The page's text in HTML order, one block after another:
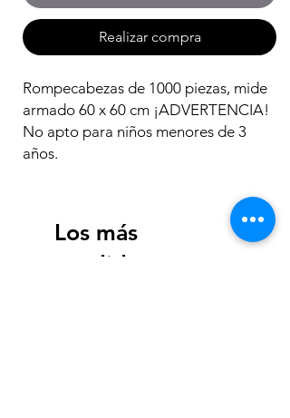
Realizar compra
Rompecabezas de 1000 piezas, mide
armado 60 x 60 cm ¡ADVERTENCIA!
No apto para niños menores de 3
años.
Los más
vendidos